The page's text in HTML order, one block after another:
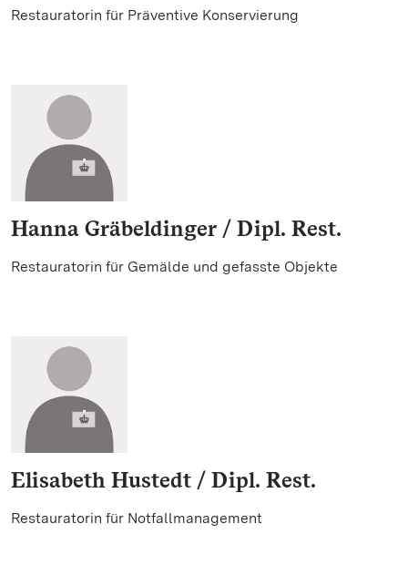
Restauratorin für Präventive Konservierung
Hanna Gräbeldinger / Dipl. Rest.
Restauratorin für Gemälde und gefasste Objekte
Elisabeth Hustedt / Dipl. Rest.
Restauratorin für Notfallmanagement